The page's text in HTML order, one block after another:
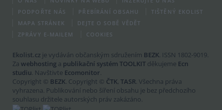
PODPOŘTE NÁS
PŘEBÍRÁNÍ OBSAHU
TIŠTĚNÝ EKOLIST
MAPA STRÁNEK
DEJTE O SOBĚ VĚDĚT
ZPRÁVY E-MAILEM
COOKIES
Ekolist.cz je vydáván občanským sdružením BEZK. ISSN 1802-9019.
Za webhosting a publikační systém TOOLKIT děkujeme Ecn
studiu. Navštivte Ecomonitor.
Copyright © BEZK. Copyright © ČTK, TASR. Všechna práva
vyhrazena. Publikování nebo šíření obsahu je bez předchozího
souhlasu držitele autorských práv zakázáno.